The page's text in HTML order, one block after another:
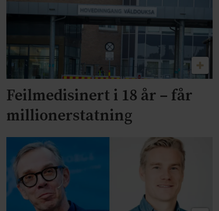
Feilmedisinert i 18 år – får
millionerstatning